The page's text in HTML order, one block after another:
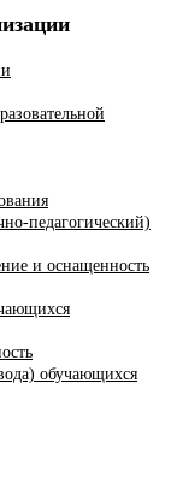
педагогический)
и оснащенность
обучающихся